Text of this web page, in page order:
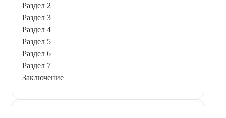
Раздел 2
Раздел 3
Раздел 4
Раздел 5
Раздел 6
Раздел 7
Заключение